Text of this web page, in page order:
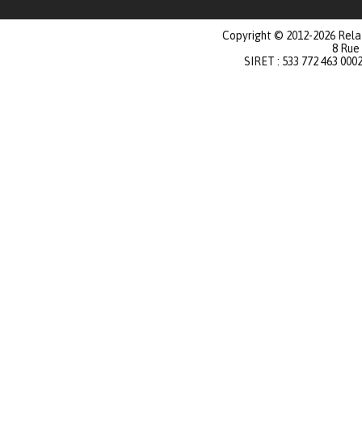
Copyright © 2012-2026
8
SIRET : 533 772 463